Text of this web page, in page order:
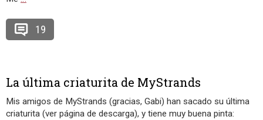
19
La última criaturita de MyStrands
Mis amigos de MyStrands (gracias, Gabi) han sacado su última
criaturita (ver página de descarga), y tiene muy buena pinta: